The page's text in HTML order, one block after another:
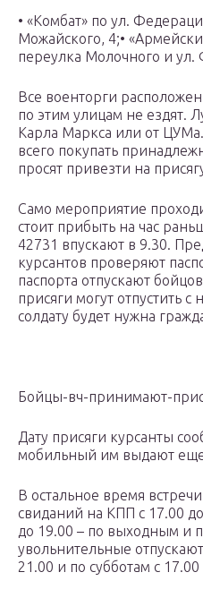
• «Комбат» по ул.
Можайского, 4;•
переулка Молочного и ул.
Все военторги
по этим улицам не ездят.
Карла Маркса или от
всего покупать
просят привезти на
Само мероприятие
стоит прибыть на час
42731 впускают в 9.30.
курсантов проверяют
паспорта отпускают
присяги могут отпустить
солдату будет нужна
Бойцы-вч-принимают-
Дату присяги курсанты
мобильный им выдают еще
В остальное время
свиданий на КПП с 17.00
до 19.00 – по выходным и
увольнительные
21.00 и по субботам с